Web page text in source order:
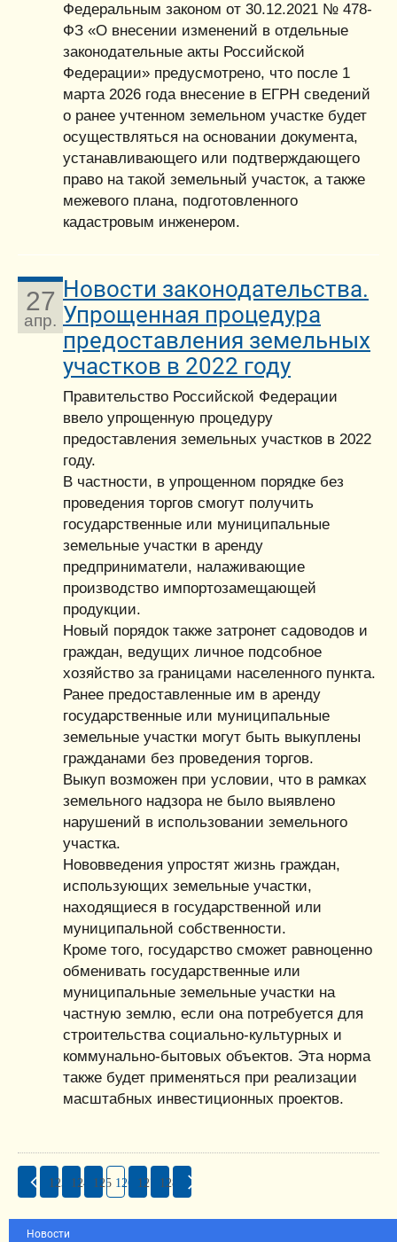
Федеральным законом от 30.12.2021 № 478-
ФЗ «О внесении изменений в отдельные
законодательные акты Российской
Федерации» предусмотрено, что после 1
марта 2026 года внесение в ЕГРН сведений
о ранее учтенном земельном участке будет
осуществляться на основании документа,
устанавливающего или подтверждающего
право на такой земельный участок, а также
межевого плана, подготовленного
кадастровым инженером.
27
апр.
Новости законодательства.
Упрощенная процедура
предоставления земельных
участков в 2022 году
Правительство Российской Федерации
ввело упрощенную процедуру
предоставления земельных участков в 2022
году.
В частности, в упрощенном порядке без
проведения торгов смогут получить
государственные или муниципальные
земельные участки в аренду
предприниматели, налаживающие
производство импортозамещающей
продукции.
Новый порядок также затронет садоводов и
граждан, ведущих личное подсобное
хозяйство за границами населенного пункта.
Ранее предоставленные им в аренду
государственные или муниципальные
земельные участки могут быть выкуплены
гражданами без проведения торгов.
Выкуп возможен при условии, что в рамках
земельного надзора не было выявлено
нарушений в использовании земельного
участка.
Нововведения упростят жизнь граждан,
использующих земельные участки,
находящиеся в государственной или
муниципальной собственности.
Кроме того, государство сможет равноценно
обменивать государственные или
муниципальные земельные участки на
частную землю, если она потребуется для
строительства социально-культурных и
коммунально-бытовых объектов. Эта норма
также будет применяться при реализации
масштабных инвестиционных проектов.
123 124 125 126 127 128
Новости